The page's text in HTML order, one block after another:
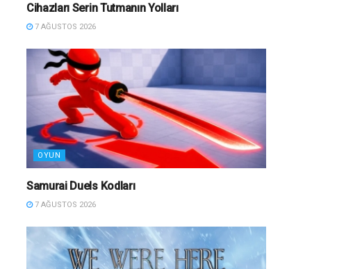
Cihazları Serin Tutmanın Yolları
7 AĞUSTOS 2026
OYUN
Samurai Duels Kodları
7 AĞUSTOS 2026